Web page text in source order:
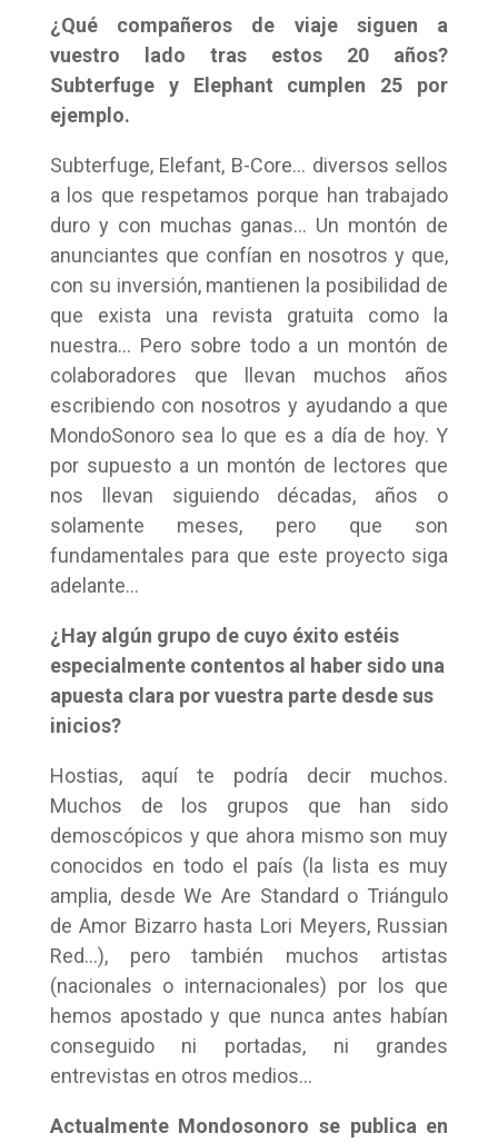
¿Qué compañeros de viaje siguen a
vuestro lado tras estos 20 años?
Subterfuge y Elephant cumplen 25 por
ejemplo.
Subterfuge, Elefant, B-Core… diversos sellos
a los que respetamos porque han trabajado
duro y con muchas ganas… Un montón de
anunciantes que confían en nosotros y que,
con su inversión, mantienen la posibilidad de
que exista una revista gratuita como la
nuestra… Pero sobre todo a un montón de
colaboradores que llevan muchos años
escribiendo con nosotros y ayudando a que
MondoSonoro sea lo que es a día de hoy. Y
por supuesto a un montón de lectores que
nos llevan siguiendo décadas, años o
solamente meses, pero que son
fundamentales para que este proyecto siga
adelante…
¿Hay algún grupo de cuyo éxito estéis
especialmente contentos al haber sido una
apuesta clara por vuestra parte desde sus
inicios?
Hostias, aquí te podría decir muchos.
Muchos de los grupos que han sido
demoscópicos y que ahora mismo son muy
conocidos en todo el país (la lista es muy
amplia, desde We Are Standard o Triángulo
de Amor Bizarro hasta Lori Meyers, Russian
Red…), pero también muchos artistas
(nacionales o internacionales) por los que
hemos apostado y que nunca antes habían
conseguido ni portadas, ni grandes
entrevistas en otros medios…
Actualmente Mondosonoro se publica en